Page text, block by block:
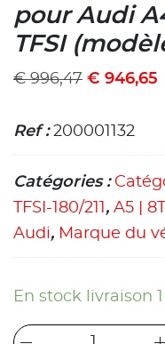
pour Audi
TFSI
€996,47 € 946,65
Ref :200001132
Catégories :
TFSI-180/211 , A5 |
Audi, Marque du
En stock livraison